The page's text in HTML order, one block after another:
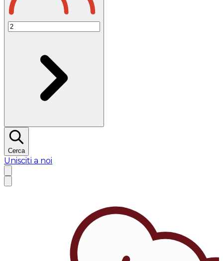
Cerca
Unisciti a noi